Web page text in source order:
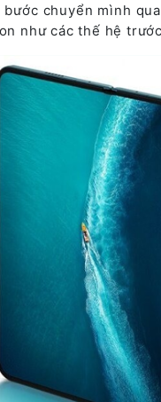
bước chuyển mình
như các thế hệ